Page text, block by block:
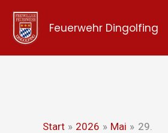
Zum
Inhalt
springen
Feuerwehr Dingolfing
Start 2026 Mai 29.